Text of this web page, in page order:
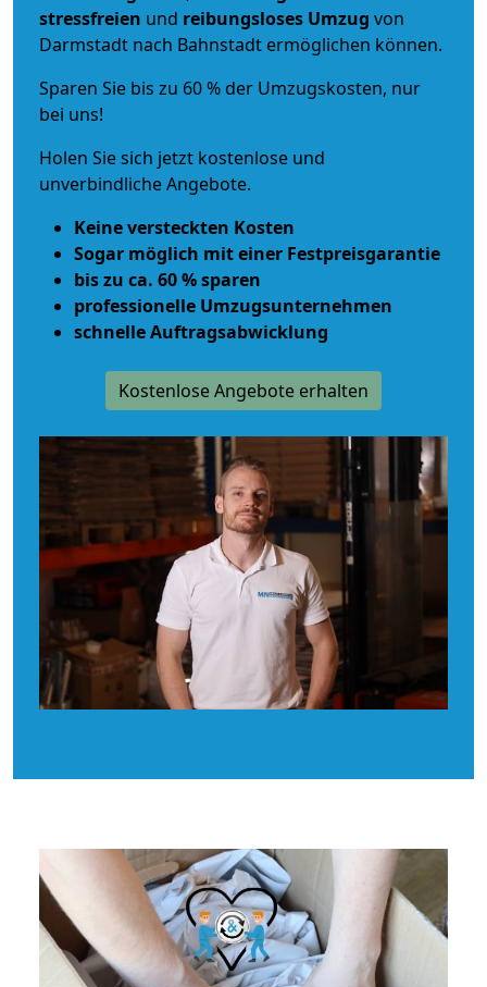
stressfreien und reibungsloses Umzug von
Darmstadt nach Bahnstadt ermöglichen können.
Sparen Sie bis zu 60 % der Umzugskosten, nur
bei uns!
Holen Sie sich jetzt kostenlose und
unverbindliche Angebote.
Keine versteckten Kosten
Sogar möglich mit einer Festpreisgarantie
bis zu ca. 60 % sparen
professionelle Umzugsunternehmen
schnelle Auftragsabwicklung
Kostenlose Angebote erhalten